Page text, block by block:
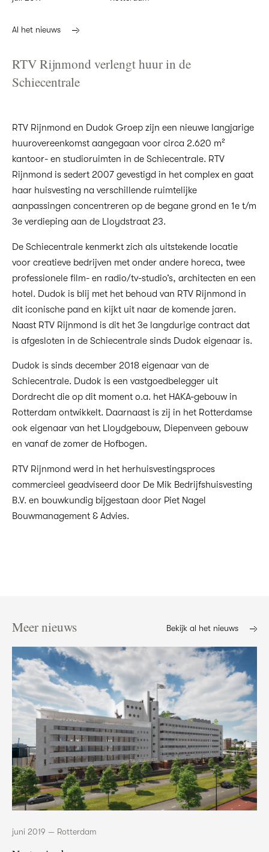
Al het nieuws
RTV Rijnmond verlengt huur in de
Schiecentrale
RTV Rijnmond en Dudok Groep zijn een nieuwe langjarige
huurovereenkomst aangegaan voor circa 2.620 m²
kantoor- en studioruimten in de Schiecentrale. RTV
Rijnmond is sedert 2007 gevestigd in het complex en gaat
haar huisvesting na verschillende ruimtelijke
aanpassingen concentreren op de begane grond en 1e t/m
3e verdieping aan de Lloydstraat 23.
De Schiecentrale kenmerkt zich als uitstekende locatie
voor creatieve bedrijven met onder andere horeca, twee
professionele film- en radio/tv-studio’s, architecten en een
hotel. Dudok is blij met het behoud van RTV Rijnmond in
dit iconische pand en kijkt uit naar de komende jaren.
Naast RTV Rijnmond is dit het 3e langdurige contract dat
is afgesloten in de Schiecentrale sinds Dudok eigenaar is.
Dudok is sinds december 2018 eigenaar van de
Schiecentrale. Dudok is een vastgoedbelegger uit
Dordrecht die op dit moment o.a. het HAKA-gebouw in
Rotterdam ontwikkelt. Daarnaast is zij in het Rotterdamse
ook eigenaar van het Lloydgebouw, Diepenveen gebouw
en vanaf de zomer de Hofbogen.
RTV Rijnmond werd in het herhuisvestingsproces
commercieel geadviseerd door De Mik Bedrijfshuisvesting
B.V. en bouwkundig bijgestaan door Piet Nagel
Bouwmanagement & Advies.
Meer nieuws Bekijk al het nieuws
juni 2019 — Rotterdam